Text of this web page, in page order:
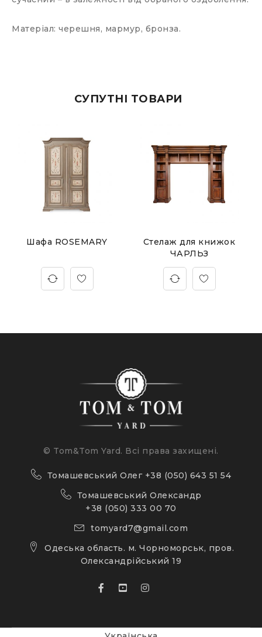
Матеріал: черешня, мармур, бронза.
СУПУТНІ ТОВАРИ
Шафа ROSEMARY
Стелаж для книжок
ЧАРЛЬЗ
© Tom&Tom Yard. Всі права захищені.
Томашевський Олег +38 (050) 643 51 54
Томашевський Олександр
+38 (050) 333 00 70
tomyard7@gmail.com
Одеська область. м. Чорноморськ, пров.
Олександрійський 19